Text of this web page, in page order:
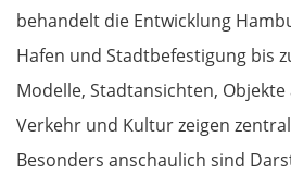
behandelt die Entwicklung
Hafen und Stadtbefestigung bis
Modelle, Stadtansichten, Objekte
Verkehr und Kultur zeigen
Besonders anschaulich sind